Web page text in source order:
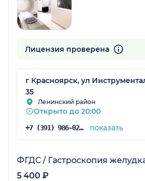
Лицензия проверена
г Красноярск, ул
35
Ленинский район
Открыто до 20:00
+7 (391) 986-02-13 показать
ФГДС / Гастроскопия
5 400 ₽